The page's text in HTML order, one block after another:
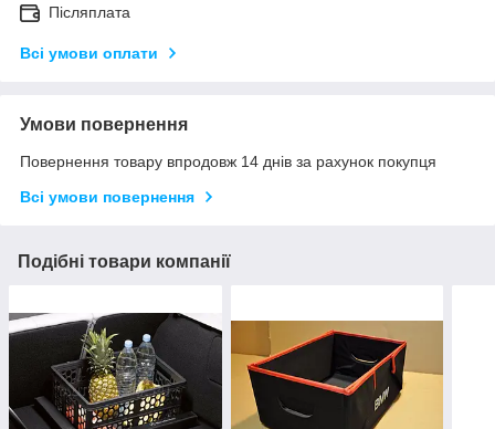
Післяплата
Всі умови оплати
Умови повернення
Повернення товару впродовж 14 днів за рахунок покупця
Всі умови повернення
Подібні товари компанії